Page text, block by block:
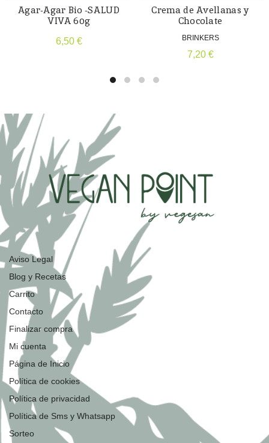
Agar-Agar Bio -SALUD
VIVA 60g
6,50 €
Crema de Avellanas y
Chocolate
BRINKERS
7,20 €
Aviso Legal
Blog y Recetas
Carrito
Contacto
Finalizar compra
Mi cuenta
Página de Inicio
Política de cookies
Política de privacidad
Política de Sms y Whatsapp
Sorteo